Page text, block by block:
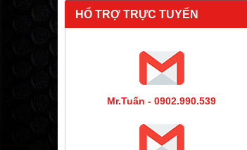
HỔ TRỢ TRỰC TUYẾN
Mr.Tuấn - 0902.990.539